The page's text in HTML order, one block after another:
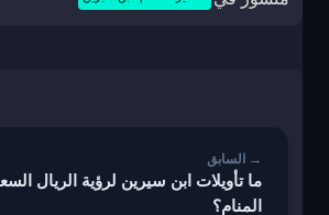
ما تأويلات ابن سيرين لرؤية الريال
المنام؟